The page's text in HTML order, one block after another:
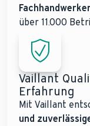
über 11.000
Vaillant
Erfahrung
Mit Vaillant
und